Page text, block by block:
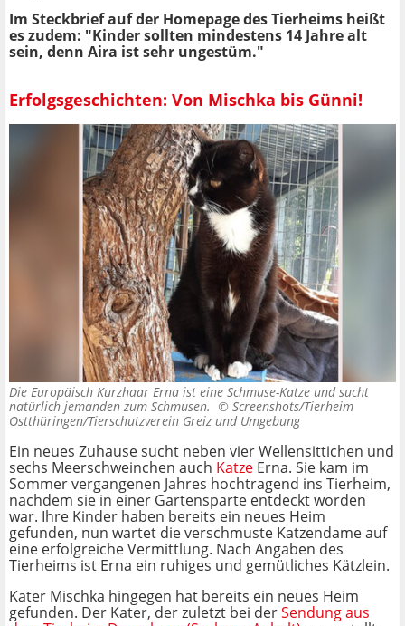
Im Steckbrief auf der Homepage des Tierheims heißt
es zudem: "Kinder sollten mindestens 14 Jahre alt
sein, denn Aira ist sehr ungestüm."
Erfolgsgeschichten: Von Mischka bis Günni!
Die Europäisch Kurzhaar Erna ist eine Schmuse-Katze und sucht
natürlich jemanden zum Schmusen. © Screenshots/Tierheim
Ostthüringen/Tierschutzverein Greiz und Umgebung
Ein neues Zuhause sucht neben vier Wellensittichen und
sechs Meerschweinchen auch Katze Erna. Sie kam im
Sommer vergangenen Jahres hochtragend ins Tierheim,
nachdem sie in einer Gartensparte entdeckt worden
war. Ihre Kinder haben bereits ein neues Heim
gefunden, nun wartet die verschmuste Katzendame auf
eine erfolgreiche Vermittlung. Nach Angaben des
Tierheims ist Erna ein ruhiges und gemütliches Kätzlein.
Kater Mischka hingegen hat bereits ein neues Heim
gefunden. Der Kater, der zuletzt bei derSendung aus